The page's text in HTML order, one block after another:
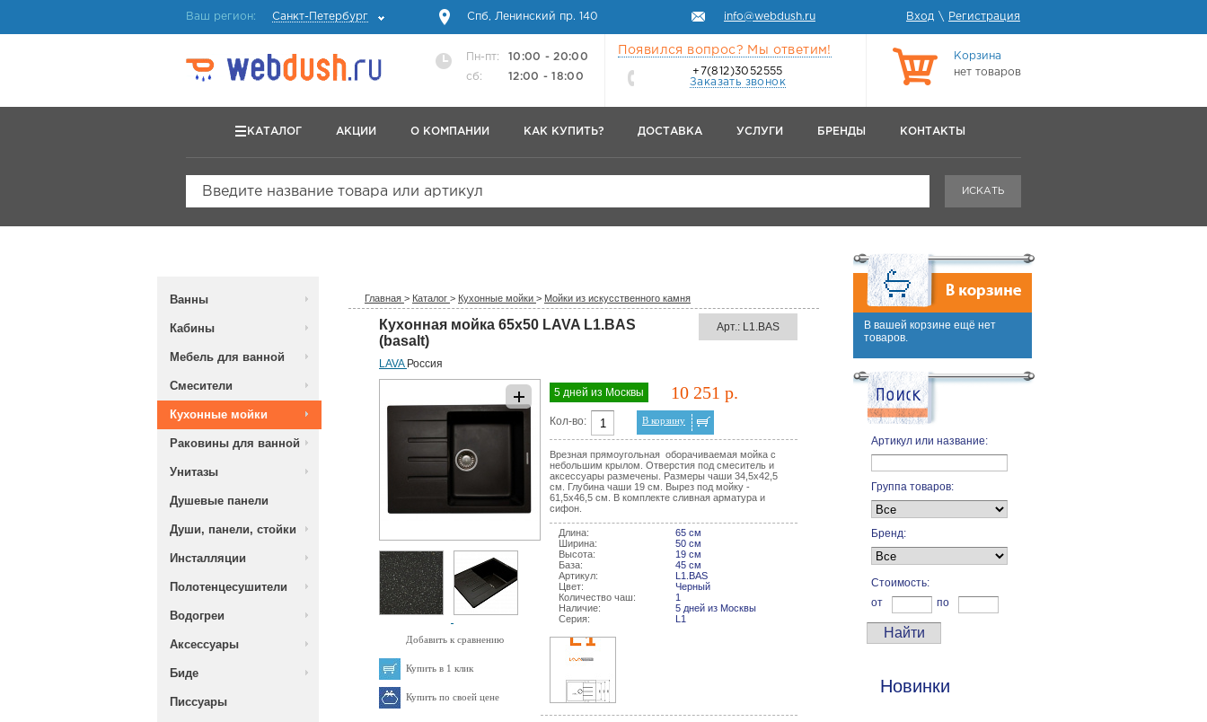
Ваш регион: Санкт-Петербург Спб, Ленинский пр. 140 info@webdush.ru Вход \ Регистрация
Пн-пт:
10:00 - 20:00
сб:
12:00 - 18:00
Появился вопрос? Мы ответим!
+7(812)3052555
Заказать звонок
Корзина
нет товаров
КАТАЛОГ АКЦИИ О КОМПАНИИ КАК КУПИТЬ? ДОСТАВКА УСЛУГИ БРЕНДЫ КОНТАКТЫ
Введите название товара или артикул ИСКАТЬ
Ванны
Кабины
Мебель для ванной
Смесители
Кухонные мойки
Раковины для ванной
Унитазы
Душевые панели
Души, панели, стойки
Инсталляции
Полотенцесушители
Водогреи
Аксессуары
Биде
Писсуары
Главная > Каталог > Кухонные мойки > Мойки из искусственного камня
Кухонная мойка 65x50 LAVA L1.BAS
(basalt)
Арт.: L1.BAS
LAVA Россия
Добавить к сравнению
Купить в 1 клик
Купить по своей цене
5 дней из Москвы 10 251 р.
Кол-во: В корзину
Врезная прямоугольная оборачиваемая мойка с
небольшим крылом. Отверстия под смеситель и
аксессуары размечены. Размеры чаши 34,5х42,5
см. Глубина чаши 19 см. Вырез под мойку -
61,5х46,5 см. В комплекте сливная арматура и
сифон.
Длина:
65 см
Ширина:
50 см
Высота:
19 см
База:
45 см
Артикул:
L1.BAS
Цвет:
Черный
Количество чаш:
1
Наличие:
5 дней из Москвы
Серия:
L1
В вашей корзине ещё нет
товаров.
Артикул или название:
Группа товаров:
Бренд:
Стоимость:
от
по
Новинки